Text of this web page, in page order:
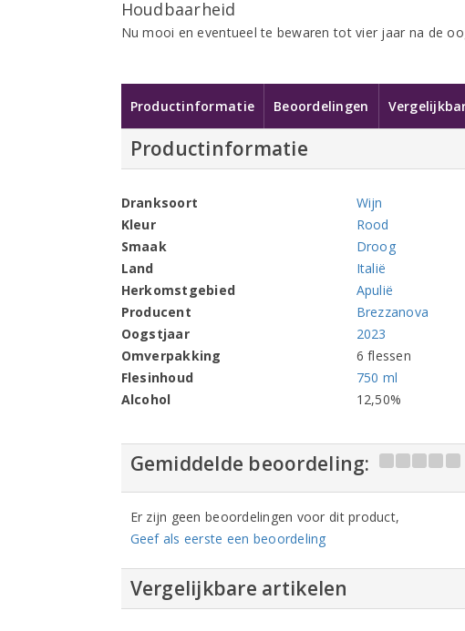
Houdbaarheid
Nu mooi en eventueel te bewaren tot vier jaar na de
Productinformatie Beoordelingen
Productinformatie
Dranksoort
Wijn
Kleur
Rood
Smaak
Droog
Land
Italië
Herkomstgebied
Apulië
Producent
Brezzanova
Oogstjaar
2023
Omverpakking
6 flessen
Flesinhoud
750 ml
Alcohol
12,50%
Gemiddelde beoordeling:
Er zijn geen beoordelingen voor dit product,
Geef als eerste een beoordeling
Vergelijkbare artikelen